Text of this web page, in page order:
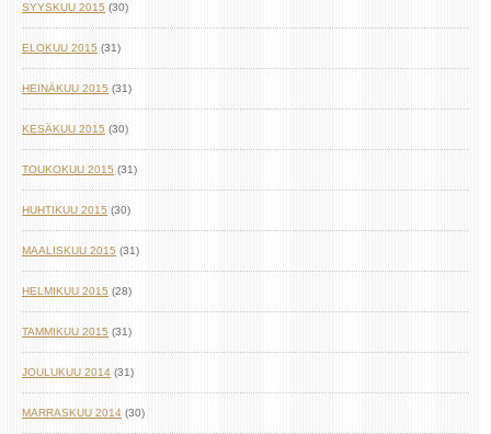
SYYSKUU 2015 (30)
ELOKUU 2015 (31)
HEINÄKUU 2015 (31)
KESÄKUU 2015 (30)
TOUKOKUU 2015 (31)
HUHTIKUU 2015 (30)
MAALISKUU 2015 (31)
HELMIKUU 2015 (28)
TAMMIKUU 2015 (31)
JOULUKUU 2014 (31)
MARRASKUU 2014 (30)